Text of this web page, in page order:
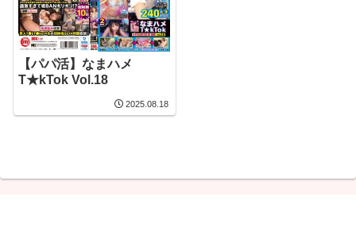
【パパ活】なまハメ
T★kTok Vol.18
2025.08.18